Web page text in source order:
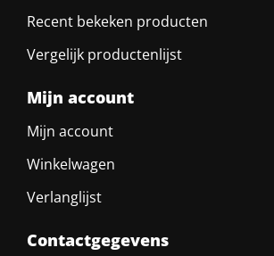
Recent bekeken producten
Vergelijk productenlijst
Mijn account
Mijn account
Winkelwagen
Verlanglijst
Contactgegevens